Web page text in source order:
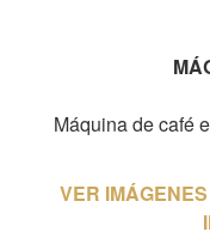
Máquina de café
VER